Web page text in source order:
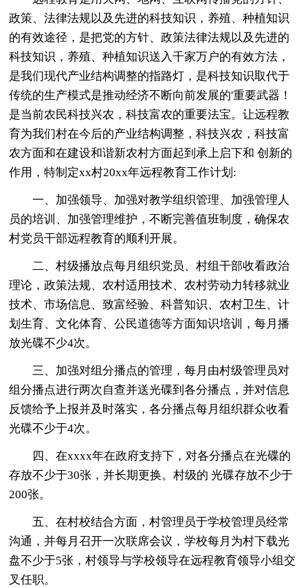
政策、法律法规以及先进的科技知识，养殖、种植知识
的有效途径，是把党的方针、政策法律法规以及先进的
科技知识，养殖、种植知识送入千家万户的有效方法，
是我们现代产业结构调整的指路灯，是科技知识取代于
传统的生产模式是推动经济不断向前发展的'重要武器！
是当前农民科技兴农，科技富农的重要法宝。让远程教
育为我们村在今后的产业结构调整，科技兴农，科技富
农方面和在建设和谐新农村方面起到承上启下和 创新的
作用，特制定xx村20xx年远程教育工作计划:
一、加强领导、加强对教学组织管理、加强管理人
员的培训、加强管理维护，不断完善值班制度，确保农
村党员干部远程教育的顺利开展。
二、村级播放点每月组织党员、村组干部收看政治
理论，政策法规、农村适用技术、农村劳动力转移就业
技术、市场信息、致富经验、科普知识、农村卫生、计
划生育、文化体育、公民道德等方面知识培训，每月播
放光碟不少4次。
三、加强对组分播点的管理，每月由村级管理员对
组分播点进行两次自查并送光碟到各分播点，并对信息
反馈给予上报并及时落实，各分播点每月组织群众收看
光碟不少于4次。
四、在xxxx年在政府支持下，对各分播点在光碟的
存放不少于30张，并长期更换。村级的 光碟存放不少于
200张。
五、在村校结合方面，村管理员于学校管理员经常
沟通，并每月召开一次联席会议，学校每月为村下载光
盘不少于5张，村领导与学校领导在远程教育领导小组交
叉任职。